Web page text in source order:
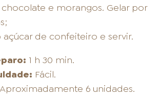
chocolate e morangos. Gelar por
açúcar de confeiteiro e servir.
1 h 30 min.
Fácil.
Aproximadamente 6 unidades.